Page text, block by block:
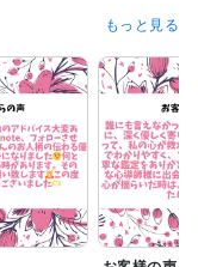
ー
もっと見る